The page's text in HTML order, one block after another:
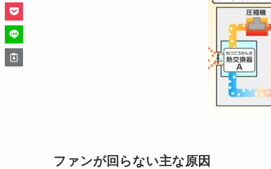
ファンが回らない主な原因